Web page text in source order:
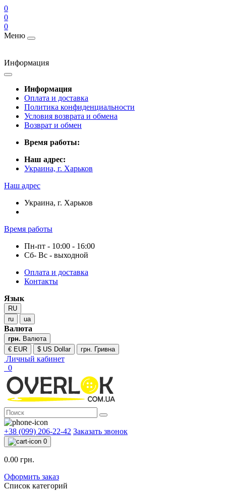
0
0
0
Меню
Информация
Информация
Оплата и доставка
Политика конфиденциальности
Условия возврата и обмена
Возврат и обмен
Время работы:
Наш адрес:
Украина, г. Харьков
Наш адрес
Украина, г. Харьков
Время работы
Пн-пт - 10:00 - 16:00
Сб- Вс - выходной
Оплата и доставка
Контакты
Язык
RU
ru
ua
Валюта
грн. Валюта
€ EUR
$ US Dollar грн. Гривна
Личный кабинет
0
+38 (099) 206-22-42 Заказать звонок
0
0.00 грн.
Оформить заказ
Список категорий